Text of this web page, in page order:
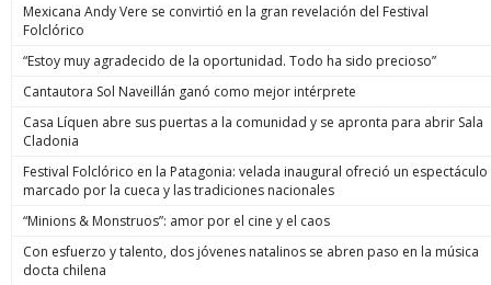
Mexicana Andy Vere se convirtió en la gran revelación del Festival
Folclórico
“Estoy muy agradecido de la oportunidad. Todo ha sido precioso”
Cantautora Sol Naveillán ganó como mejor intérprete
Casa Líquen abre sus puertas a la comunidad y se apronta para abrir Sala
Cladonia
Festival Folclórico en la Patagonia: velada inaugural ofreció un espectáculo
marcado por la cueca y las tradiciones nacionales
“Minions & Monstruos”: amor por el cine y el caos
Con esfuerzo y talento, dos jóvenes natalinos se abren paso en la música
docta chilena